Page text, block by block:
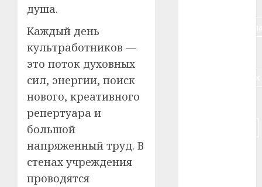
душа.
Каждый день
культработников —
это поток духовных
сил, энергии, поиск
нового, креативного
репертуара и
большой
напряженный труд. В
стенах учреждения
проводятся